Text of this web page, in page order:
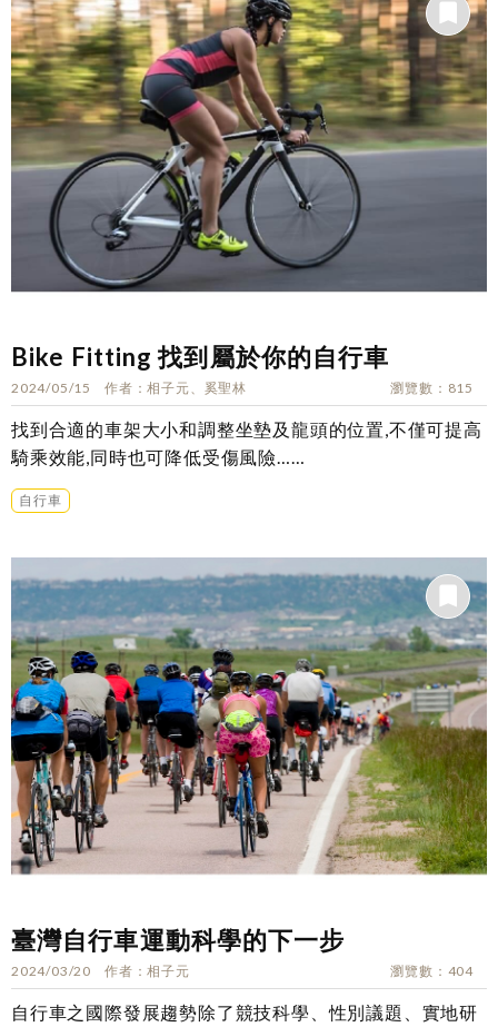
Bike Fitting 找到屬於你的自行車
2024/05/15 作者 相子元、奚聖林 瀏覽數 815
找到合適的車架大小和調整坐墊及龍頭的位置,不僅可提高
騎乘效能,同時也可降低受傷風險……
自行車
臺灣自行車運動科學的下一步
2024/03/20 作者 相子元 瀏覽數 404
自行車之國際發展趨勢除了競技科學、性別議題、實地研